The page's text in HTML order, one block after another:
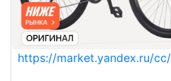
https://market.yandex.ru/